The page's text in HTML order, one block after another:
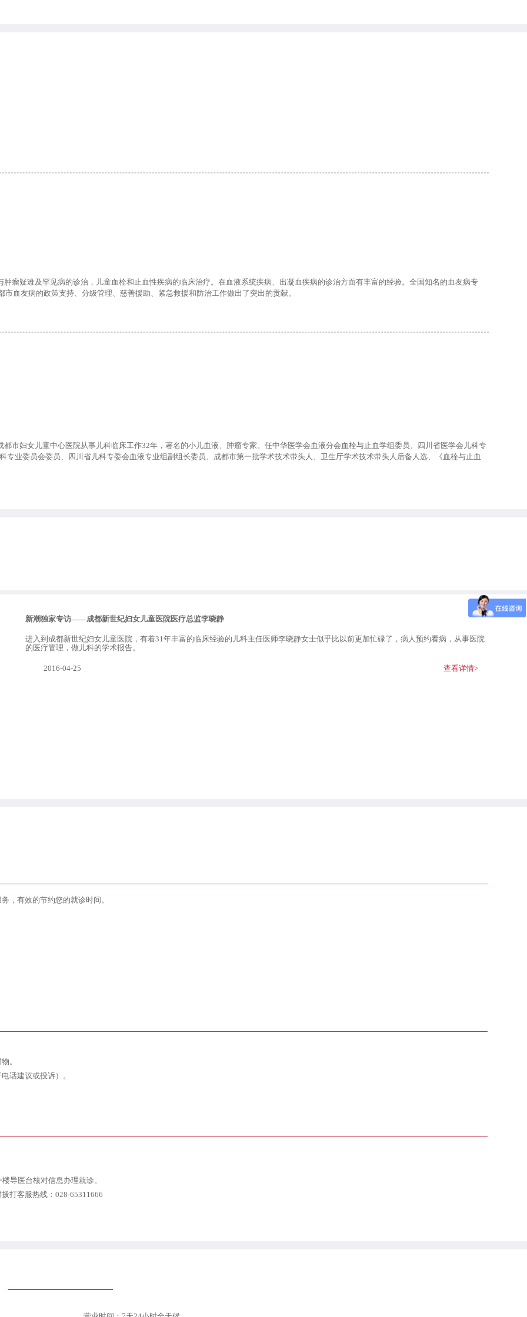
疑难及罕见病的诊治，儿童血栓和止血性疾病的临床治疗。在血液系统疾病、出凝血疾病的诊治方面有丰富的经验。全国知名的血友病专
血友病的政策支持、分级管理、慈善援助、紧急救援和防治工作做出了突出的贡献。
妇女儿童中心医院从事儿科临床工作32年，著名的小儿血液、肿瘤专家。任中华医学会血液分会血栓与止血学组委员、四川省医学会儿科专
专业委员会委员、四川省儿科专委会血液专业组副组长委员、成都市第一批学术技术带头人、卫生厅学术技术带头人后备人选、《血栓与止血
新潮独家专访——成都新世纪妇女儿童医院医疗总监李晓静
进入到成都新世纪妇女儿童医院，有着31年丰富的临床经验的儿科主任医师李晓静女士似乎比以前更加忙碌了，病人预约看病，从事医院
的医疗管理，做儿科的学术报告。
2016-04-25 查看详情>
，有效的节约您的就诊时间。
。
话建议或投诉）。
导医台核对信息办理就诊。
打客服热线：028-65311666